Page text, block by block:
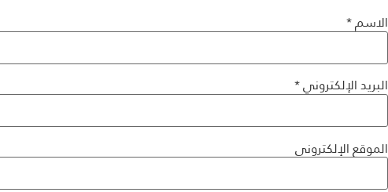
الاسم*
البريد الإلكتروني*
الموقع الإلكتروني